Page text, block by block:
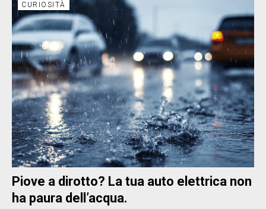
CURIOSITÀ
Piove a dirotto? La tua auto elettrica non
ha paura dell’acqua.